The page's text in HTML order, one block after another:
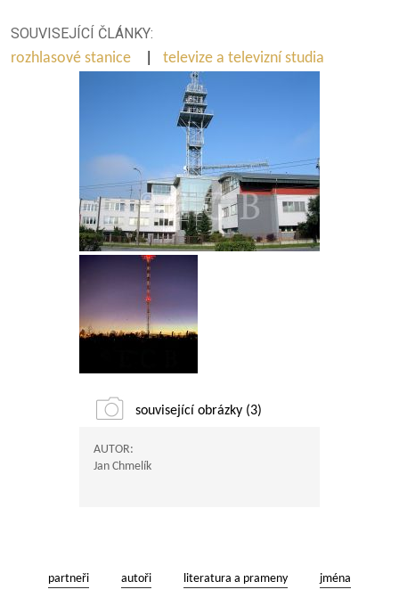
SOUVISEJÍCÍ ČLÁNKY:
rozhlasové stanice
televize a televizní studia
související obrázky (3)
AUTOR:
Jan Chmelík
partneři autoři literatura a prameny jména